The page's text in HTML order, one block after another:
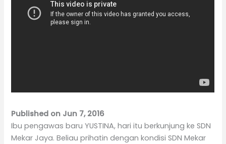
Published on Jun 7, 2016
Ibu pengawas baru YUSTINA, hari itu berkunjung ke SDN
Mekar Jaya. Beliau prihatin dengan kondisi SDN Mekar